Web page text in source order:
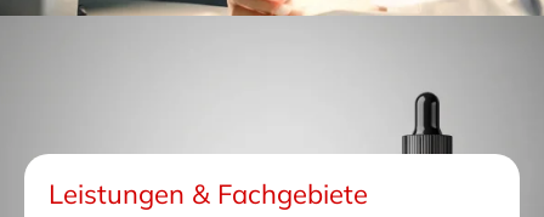
Leistungen & Fachgebiete